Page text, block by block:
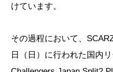
けています。
その過程において、
日（日）に行われた国内